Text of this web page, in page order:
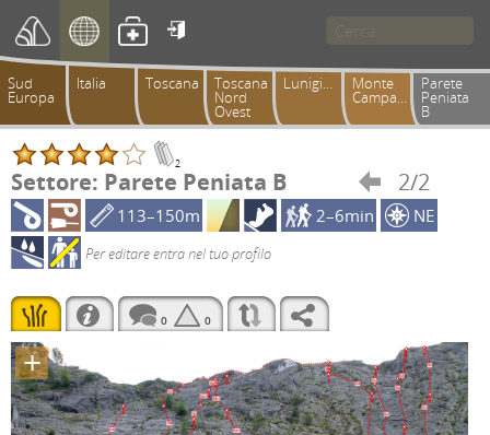

Sud
Europa
Italia Toscana Toscana
Nord
Ovest
Lunigiana Monte
Campaccio
Parete
Peniata
B
2
Settore: Parete Peniata B  2/2
113–150m 2–6min NE
Per editare entra nel tuo profilo
0 0
+
6a
5c
6a+
6a+
6a
6a
6a
6a
5c
5c
6b
5c
6c
5c
6a+
6b+